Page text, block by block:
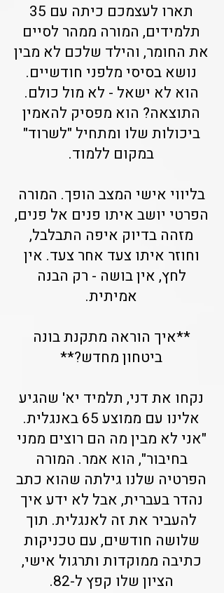
תארו לעצמכם כיתה עם 35
תלמידים, המורה ממהר לסיים
את החומר, והילד שלכם לא מבין
נושא בסיסי מלפני חודשיים.
הוא לא ישאל - לא מול כולם.
התוצאה? הוא מפסיק להאמין
ביכולות שלו ומתחיל "לשרוד"
במקום ללמוד.
בליווי אישי המצב הופך. המורה
הפרטי יושב איתו פנים אל פנים,
מזהה בדיוק איפה התבלבל,
וחוזר איתו צעד אחר צעד. אין
לחץ, אין בושה - רק הבנה
אמיתית.
**איך הוראה מתקנת בונה
ביטחון מחדש?**
נקחו את דני, תלמיד יא' שהגיע
אלינו עם ממוצע 65 באנגלית.
"אני לא מבין מה הם רוצים ממני
בחיבור", הוא אמר. המורה
הפרטיה שלנו גילתה שהוא כתב
נהדר בעברית, אבל לא ידע איך
להעביר את זה לאנגלית. תוך
שלושה חודשים, עם טכניקות
כתיבה ממוקדות ותרגול אישי,
הציון שלו קפץ ל-82.